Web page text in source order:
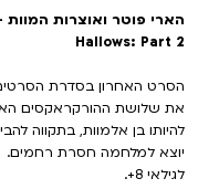
Hallows: Part 2
הסרט האחרון בסדרת הסרטים
את שלושת ההורקראקסים
להיותו בן אלמוות, בתקווה
יוצא למלחמה חסרת רחמים.
לגילאי 8+.